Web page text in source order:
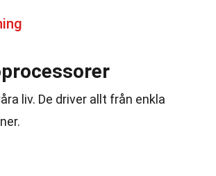
liv. De driver allt från enkla